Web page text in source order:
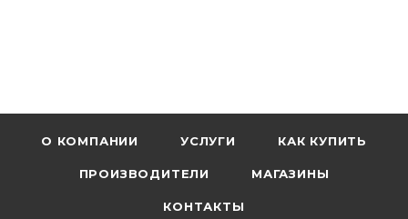
О КОМПАНИИ УСЛУГИ КАК КУПИТЬ
ПРОИЗВОДИТЕЛИ МАГАЗИНЫ
КОНТАКТЫ